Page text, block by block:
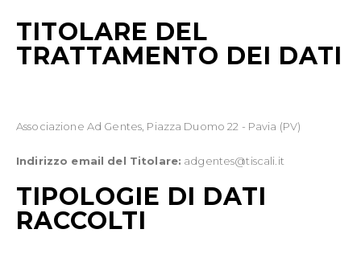
TITOLARE DEL
TRATTAMENTO DEI DATI
Associazione Ad Gentes, Piazza Duomo 22 - Pavia (PV)
Indirizzo email del Titolare: adgentes@tiscali.it
TIPOLOGIE DI DATI
RACCOLTI